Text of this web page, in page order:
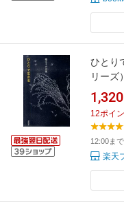
ひとり
リーズ
1,320
12ポイ
12:00ま
楽天